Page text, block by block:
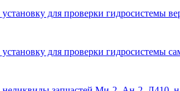
для проверки гидросистемы
для проверки гидросистемы